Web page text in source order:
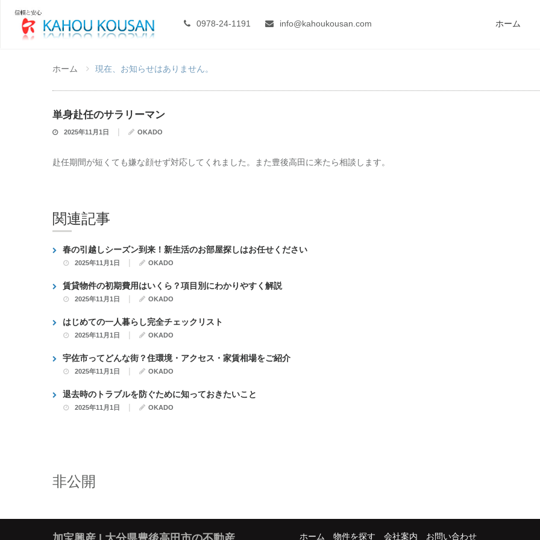
0978-24-1191 info@kahoukousan.com ホーム
ホーム 現在、お知らせはありません。
単身赴任のサラリーマン
2025年11月1日 | OKADO
赴任期間が短くても嫌な顔せず対応してくれました。また豊後高田に来たら相談します。
関連記事
春の引越しシーズン到来！新生活のお部屋探しはお任せください
2025年11月1日 | OKADO
賃貸物件の初期費用はいくら？項目別にわかりやすく解説
2025年11月1日 | OKADO
はじめての一人暮らし完全チェックリスト
2025年11月1日 | OKADO
宇佐市ってどんな街？住環境・アクセス・家賃相場をご紹介
2025年11月1日 | OKADO
退去時のトラブルを防ぐために知っておきたいこと
2025年11月1日 | OKADO
非公開
ホーム 物件を探す 会社案内 お問い合わせ